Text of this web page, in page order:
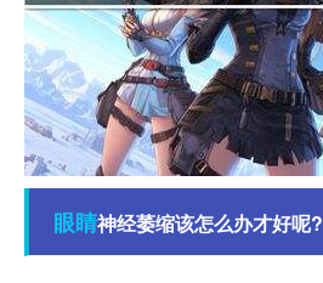
眼睛神经萎缩该怎么办才好呢?